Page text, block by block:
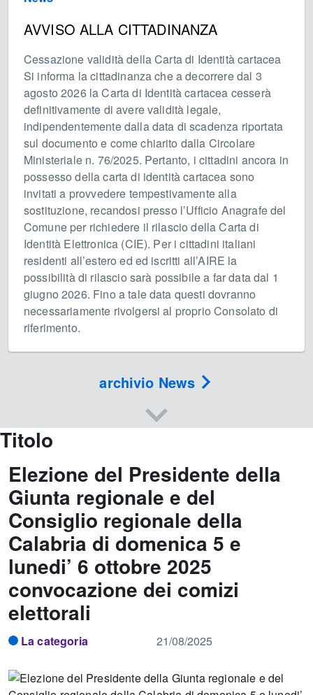
AVVISO ALLA CITTADINANZA
Cessazione validità della Carta di Identità cartacea
Si informa la cittadinanza che a decorrere dal 3
agosto 2026 la Carta di Identità cartacea cesserà
definitivamente di avere validità legale,
indipendentemente dalla data di scadenza riportata
sul documento e come chiarito dalla Circolare
Ministeriale n. 76/2025. Pertanto, i cittadini ancora in
possesso della carta di identità cartacea sono
invitati a provvedere tempestivamente alla
sostituzione, recandosi presso l’Ufficio Anagrafe del
Comune per richiedere il rilascio della Carta di
Identità Elettronica (CIE). Per i cittadini italiani
residenti all’estero ed ed iscritti all’AIRE la
possibilità di rilascio sarà possibile a far data dal 1
giugno 2026. Fino a tale data questi dovranno
necessariamente rivolgersi al proprio Consolato di
riferimento.
archivio News
Titolo
Elezione del Presidente della
Giunta regionale e del
Consiglio regionale della
Calabria di domenica 5 e
lunedi’ 6 ottobre 2025
convocazione dei comizi
elettorali
La categoria 21/08/2025